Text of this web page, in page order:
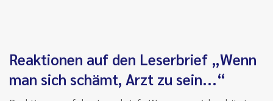
Reaktionen auf den Leserbrief „Wenn
man sich schämt, Arzt zu sein...“